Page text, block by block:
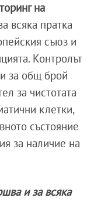
на
всяка пратка
съюз и
Контролът
за общ брой
за чистотата
клетки,
състояние
за наличие на
и за всяка